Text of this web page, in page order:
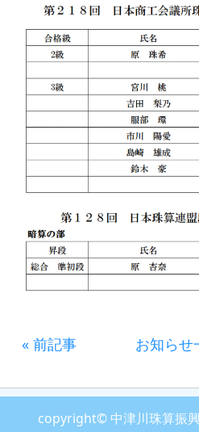
« 前記事 お知らせ
copyright© 中津川珠算振